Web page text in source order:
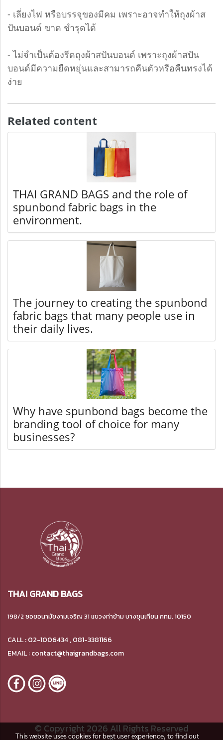
- เลี่ยงไฟ หรือบรรจุของมีคม เพราะอาจทำให้ถุงผ้าส
ปันบอนด์ ขาด ชำรุดได้
- ไม่จำเป็นต้องรีดถุงผ้าสปันบอนด์ เพราะถุงผ้าสปัน
บอนด์มีความยืดหยุ่นและสามารถคืนตัวหรือคืนทรงได้
ง่าย
Related content
THAI GRAND BAGS and the role of
spunbond fabric bags in the
environment.
The journey to creating the spunbond
fabric bags that many people use in
their daily lives.
Why have spunbond bags become the
branding tool of choice for many
businesses?
THAI GRAND BAGS
198/2 ซอยอนามัยงามเจริญ 31 แขวงท่าข้าม บางขุนเทียน กทม. 10150
CALL : 02-1006434 , 081-3381166
EMAIL : contact@thaigrandbags.com
© Copyright 2026 All Rights Reserved
This website uses cookies for best user experience, to find out